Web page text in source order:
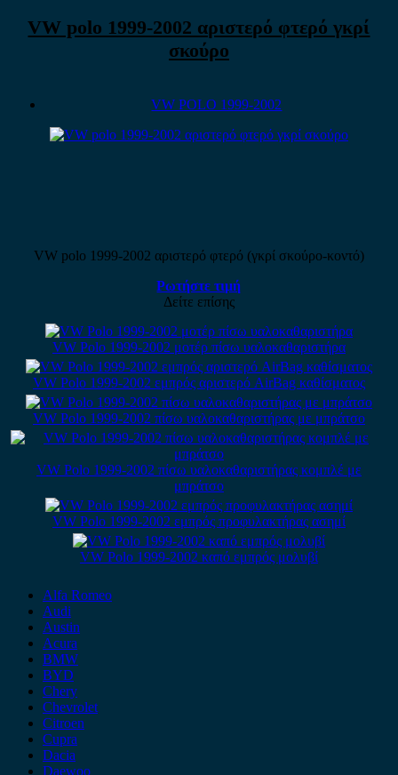
VW polo 1999-2002 αριστερό φτερό γκρί
σκούρο
VW POLO 1999-2002
VW polo 1999-2002 αριστερό φτερό (γκρί σκούρο-κοντό)
Ρωτήστε τιμή
Δείτε επίσης
VW Polo 1999-2002 μοτέρ πίσω υαλοκαθαριστήρα
VW Polo 1999-2002 εμπρός αριστερό AirBag καθίσματος
VW Polo 1999-2002 πίσω υαλοκαθαριστήρας με μπράτσο
VW Polo 1999-2002 πίσω υαλοκαθαριστήρας κομπλέ με
μπράτσο
VW Polo 1999-2002 εμπρός προφυλακτήρας ασημί
VW Polo 1999-2002 καπό εμπρός μολυβί
Alfa Romeo
Audi
Austin
Acura
BMW
BYD
Chery
Chevrolet
Citroen
Cupra
Dacia
Daewoo